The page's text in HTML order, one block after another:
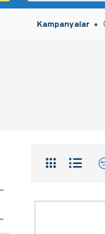
Kampanyalar